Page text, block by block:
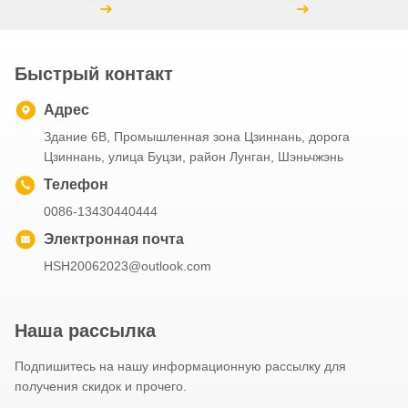
Быстрый контакт
Адрес
Здание 6B, Промышленная зона Цзиннань, дорога
Цзиннань, улица Буцзи, район Лунган, Шэньчжэнь
Телефон
0086-13430440444
Электронная почта
HSH20062023@outlook.com
Наша рассылка
Подпишитесь на нашу информационную рассылку для
получения скидок и прочего.